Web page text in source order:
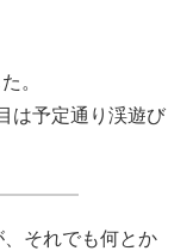
。
は予定通り渓遊び
それでも何とか